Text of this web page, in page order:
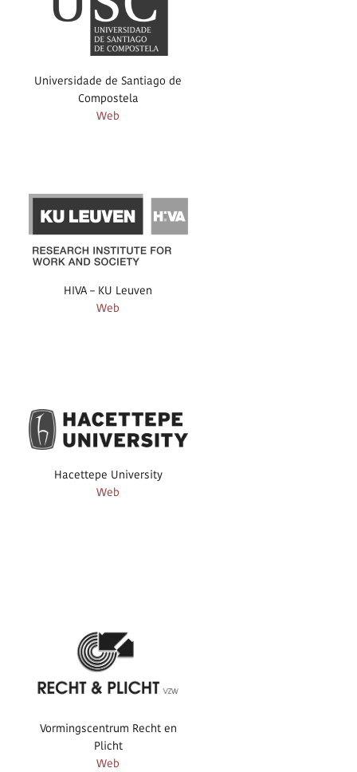
Universidade de Santiago de
Compostela
Web
HIVA – KU Leuven
Web
Hacettepe University
Web
Vormingscentrum Recht en
Plicht
Web